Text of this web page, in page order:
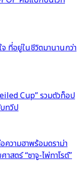
ที่อยู่ในชีวิตมานานกว่า
Cup” รวมตัวท็อป
ทวีป
ความฮาพร้อมดราม่า
สตร์ “ซาจู-ไพ่ทาโรต์”